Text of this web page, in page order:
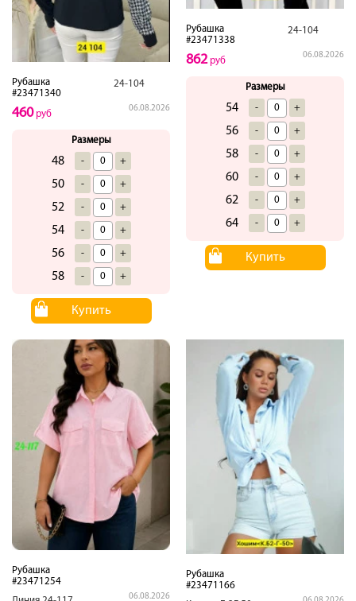
Рубашка
#23471340
24-104
06.08.2026
460руб
Размеры
48 - +
50 - +
52 - +
54 - +
56 - +
58 - +
Купить
Рубашка
#23471338
24-104
06.08.2026
862руб
Размеры
54 - +
56 - +
58 - +
60 - +
62 - +
64 - +
Купить
Рубашка
#23471254
06.08.2026
Рубашка
#23471166